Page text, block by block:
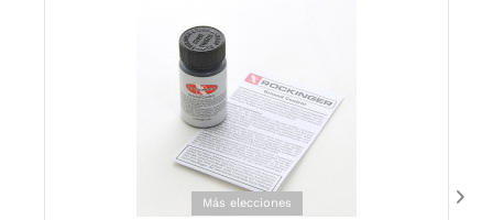
Más elecciones